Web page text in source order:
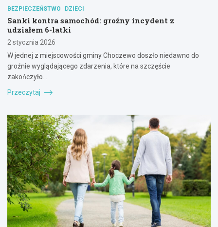
BEZPIECZEŃSTWO DZIECI
Sanki kontra samochód: groźny incydent z
udziałem 6-latki
2 stycznia 2026
W jednej z miejscowości gminy Choczewo doszło niedawno do
groźnie wyglądającego zdarzenia, które na szczęście
zakończyło…
Przeczytaj